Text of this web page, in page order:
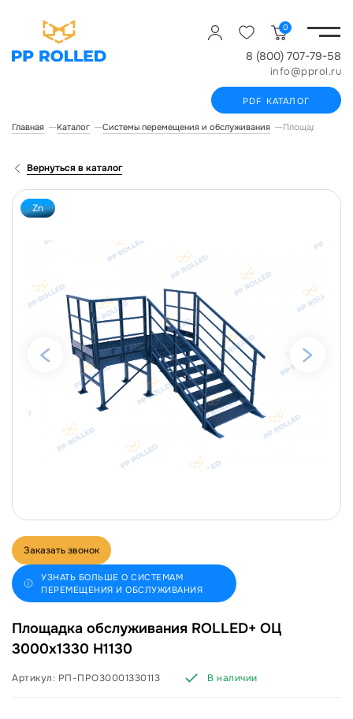
0
8 (800) 707-79-58
info@pprol.ru
PDF КАТАЛОГ
Главная Каталог Системы перемещения и обслуживания Площадка
Вернуться в каталог
Zn
Заказать звонок
УЗНАТЬ БОЛЬШЕ О СИСТЕМАМ
ПЕРЕМЕЩЕНИЯ И ОБСЛУЖИВАНИЯ
Площадка обслуживания ROLLED+ ОЦ
3000х1330 Н1130
Артикул: РП-ПРО30001330113 В наличии